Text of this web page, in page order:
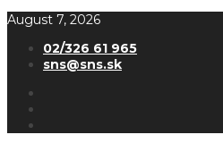
August 7, 2026
02/326 61 965
sns@sns.sk